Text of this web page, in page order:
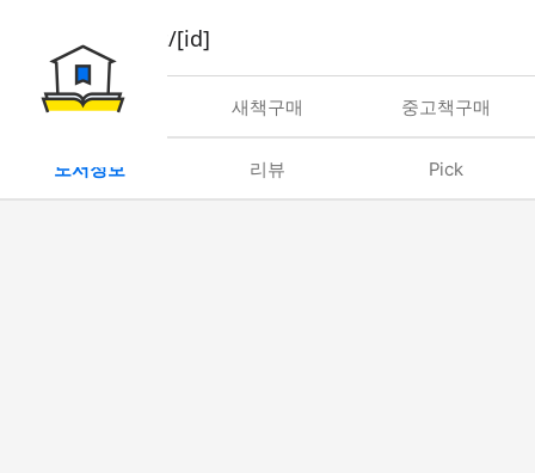
book/rent/[id]
대여 새책구매 중고책구매
도서정보 리뷰 Pick